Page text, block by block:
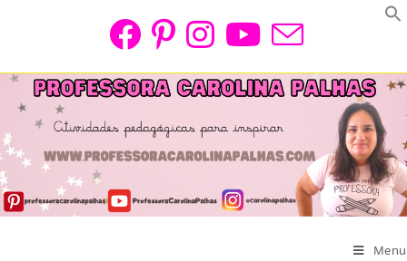
Menu